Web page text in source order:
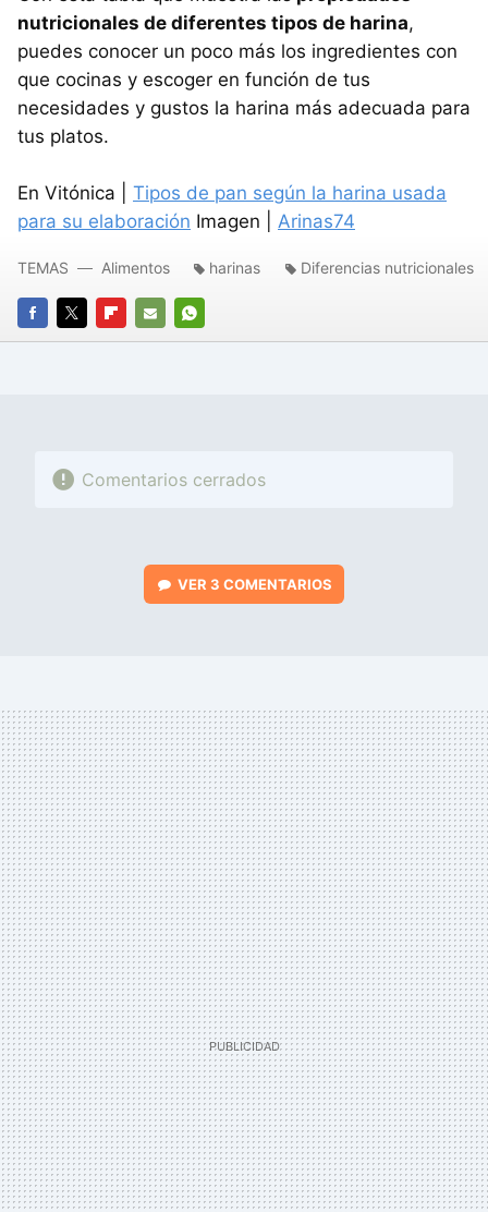
nutricionales de diferentes tipos de harina,
puedes conocer un poco más los ingredientes con
que cocinas y escoger en función de tus
necesidades y gustos la harina más adecuada para
tus platos.
En Vitónica | Tipos de pan según la harina usada
para su elaboración Imagen | Arinas74
FACEBOOK
TWITTERFLIPBOARD
E-
WHATSAPP
TEMAS Alimentos harinas Diferencias nutricionales
Comentarios cerrados
VER 3 COMENTARIOS